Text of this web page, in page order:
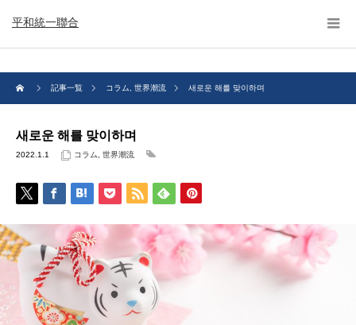
平和統一聯合
記事一覧 コラム 世界潮流 새로운 해를 맞이하며
새로운 해를 맞이하며
2022.1.1 コラム 世界潮流